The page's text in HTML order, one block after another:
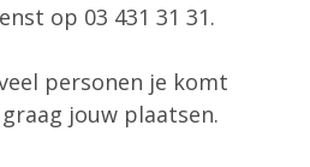
op 03 431 31 31.
personen je komt
jouw plaatsen.